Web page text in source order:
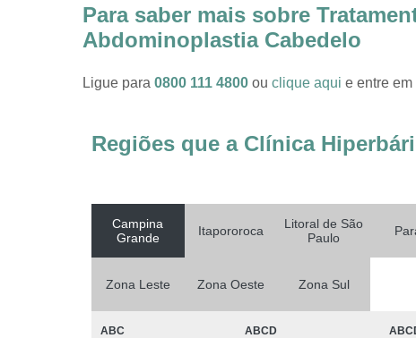
Para saber mais sobre
Abdominoplastia Cabedelo
Ligue para 0800 111 4800 ou clique aqui e entre
Regiões que a Clínica
Campina
Grande
Itapororoca
Litoral de São
Paulo
Zona Leste Zona Oeste Zona Sul
ABC ABCD